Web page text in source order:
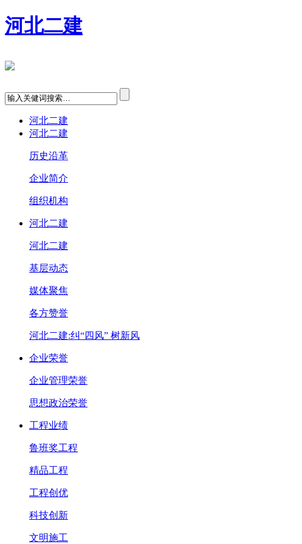
河北二建
河北二建
河北二建
历史沿革
企业简介
组织机构
河北二建
河北二建
基层动态
媒体聚焦
各方赞誉
河北二建:纠“四风” 树新风
企业荣誉
企业管理荣誉
思想政治荣誉
工程业绩
鲁班奖工程
精品工程
工程创优
科技创新
文明施工